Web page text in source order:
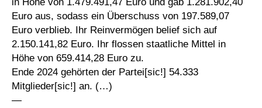
Euro aus, sodass ein Überschuss von 197.589,07
Euro verblieb. Ihr Reinvermögen belief sich auf
2.150.141,82 Euro. Ihr flossen staatliche Mittel in
Höhe von 659.414,28 Euro zu.
Ende 2024 gehörten der Partei[sic!] 54.333
Mitglieder[sic!] an. (…)
—